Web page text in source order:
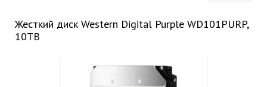
Жесткий диск Western Digital Purple WD101PURP,
10TB